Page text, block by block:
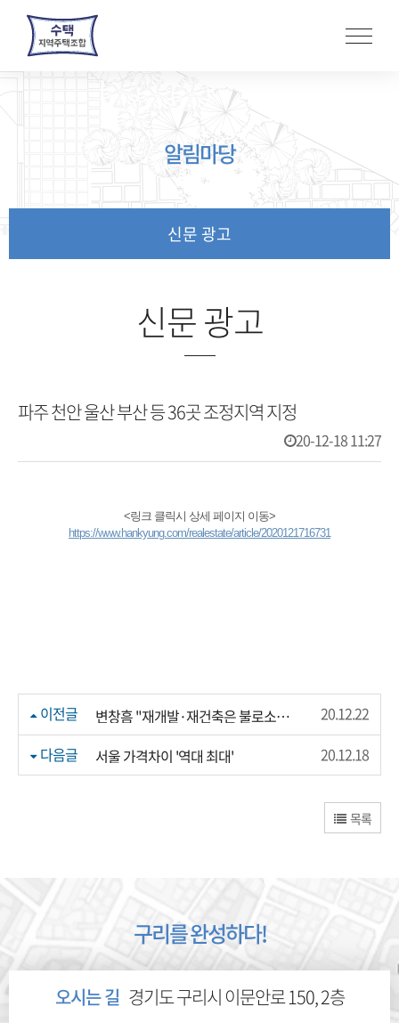
로
알림마당
신문 광고
신문 광고
파주 천안 울산 부산 등 36곳 조정지역 지정
20-12-18 11:27
<링크 클릭시 상세 페이지 이동>
https://www.hankyung.com/realestate/article/2020121716731
이전글 변창흠 "재개발·재건축은 불로소득…시세차익 환수"
20.12.22
다음글
서울 가격차이 '역대 최대' 20.12.18
목록
구리를 완성하다!
오시는 길 경기도 구리시 이문안로 150, 2층